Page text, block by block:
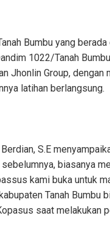
Bumbu yang
1022/Tanah
Jhonlin Group, dengan
latihan berlangsung.
S.E
biasanya
kami buka untuk
Tanah Bumbu
saat melakukan